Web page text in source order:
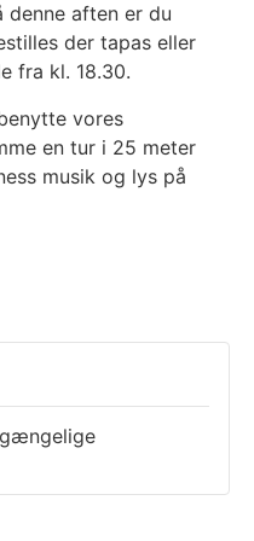
aften er du
der tapas eller
fra kl. 18.30.
vores
en tur i 25 meter
musik og lys på